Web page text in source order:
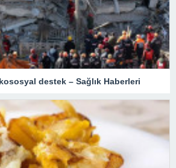
destek – Sağlık Haberleri